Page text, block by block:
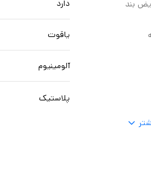
بند دارد
یاقوت
آلومینیوم
پلاستیک